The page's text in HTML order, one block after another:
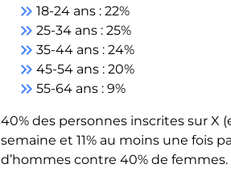
keyboard_double_arrow_right18-24 ans : 22%
keyboard_double_arrow_right25-34 ans : 25%
keyboard_double_arrow_right35-44 ans : 24%
keyboard_double_arrow_right45-54 ans : 20%
keyboard_double_arrow_right55-64 ans : 9%
40% des personnes inscrites sur X
semaine et 11% au moins une fois
d’hommes contre 40% de femmes.